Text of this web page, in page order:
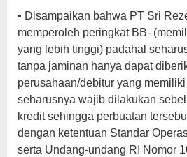
• Disampaikan bahwa PT Sri
memperoleh peringkat BB-
yang lebih tinggi) padahal
tanpa jaminan hanya dapat
perusahaan/debitur yang
seharusnya wajib dilakukan
kredit sehingga perbuatan
dengan ketentuan Standar
serta Undang-undang RI Nomor